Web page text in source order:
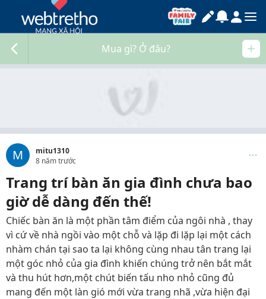
Mua gì? Ở đâu?
M
mitu1310
8 năm trước
Trang trí bàn ăn gia đình chưa bao
giờ dễ dàng đến thế!
Chiếc bàn ăn là một phần tâm điểm của ngôi nhà , thay
vì cứ về nhà ngồi vào một chỗ và lặp đi lặp lại một cách
nhàm chán tại sao ta lại không cùng nhau tân trang lại
một góc nhỏ của gia đình khiến chúng trở nên bắt mắt
và thu hút hơn,một chút biến tấu nho nhỏ cũng đủ
mang đến một làn gió mới vừa trang nhã ,vừa hiện đại